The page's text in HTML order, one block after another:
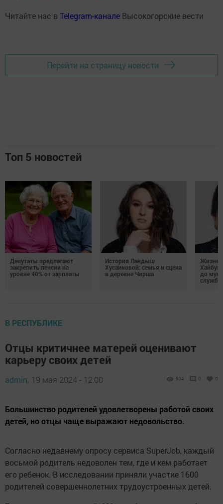
Читайте нас в Telegram-канале Высокогорские вести
Перейти на страницу новости
Топ 5 новостей
Депутаты предлагают
закрепить пенсии на
уровне 40% от зарплаты
История Ландыш
Хусаиновой: семья и сцена
в деревне Чирша
до
службы
В РЕСПУБЛИКЕ
Отцы критичнее матерей оценивают
карьеру своих детей
admin, 19 мая 2024 - 12:00 504 0 0
Большинство родителей удовлетворены работой своих
детей, но отцы чаще выражают недовольство.
Согласно недавнему опросу сервиса SuperJob, каждый
восьмой родитель недоволен тем, где и кем работает
его ребенок. В исследовании приняли участие 1600
родителей совершеннолетних трудоустроенных детей.